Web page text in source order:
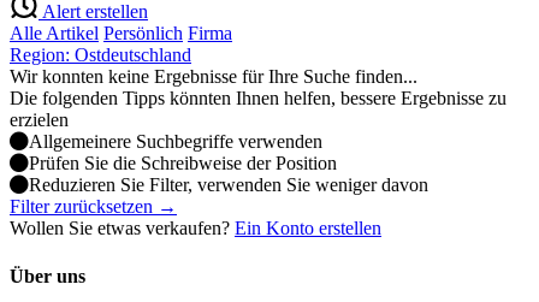
Alert erstellen
Alle Artikel Persönlich Firma
Region: Ostdeutschland
Wir konnten keine Ergebnisse für Ihre Suche finden...
Die folgenden Tipps könnten Ihnen helfen, bessere Ergebnisse zu
erzielen
Allgemeinere Suchbegriffe verwenden
Prüfen Sie die Schreibweise der Position
Reduzieren Sie Filter, verwenden Sie weniger davon
Filter zurücksetzen →
Wollen Sie etwas verkaufen? Ein Konto erstellen
Über uns